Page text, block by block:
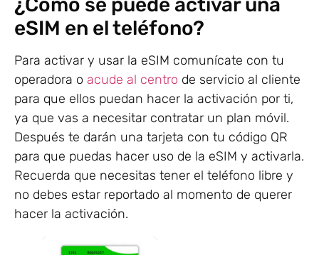
eSIM en el teléfono?
Para activar y usar la eSIM comunícate con tu
operadora o acude al centro de servicio al cliente
para que ellos puedan hacer la activación por ti,
ya que vas a necesitar contratar un plan móvil.
Después te darán una tarjeta con tu código QR
para que puedas hacer uso de la eSIM y activarla.
Recuerda que necesitas tener el teléfono libre y
no debes estar reportado al momento de querer
hacer la activación.